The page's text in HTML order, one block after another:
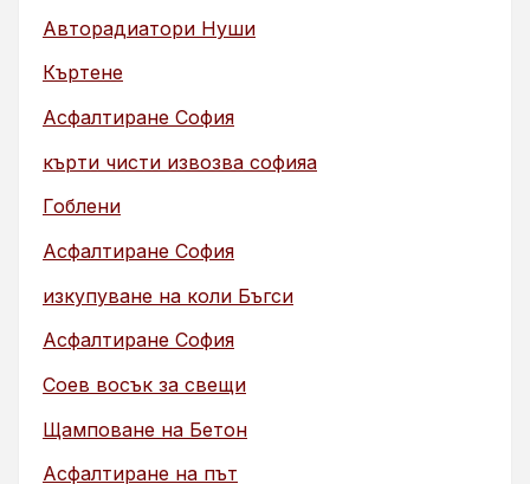
Авторадиатори Нуши
Къртене
Асфалтиране София
кърти чисти извозва софияа
Гоблени
Асфалтиране София
изкупуване на коли Бъгси
Асфалтиране София
Соев восък за свещи
Щамповане на Бетон
Асфалтиране на път